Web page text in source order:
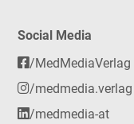
Social Media
/MedMediaVerlag
/medmedia.verlag
/medmedia-at